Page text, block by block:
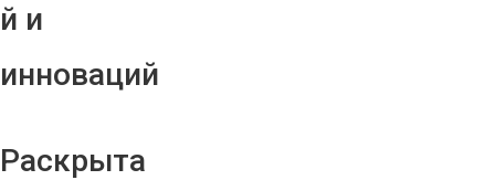
й и
инноваций
Раскрыта